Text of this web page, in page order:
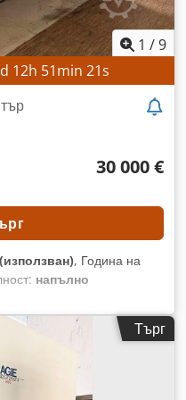
1 /9
d 12h 51min 18s
30 000 €
, Година на
напълно
превозно средство:
ост X:550 мм, ход по
, максимална скорост
CNC
обработка Работна
Търг